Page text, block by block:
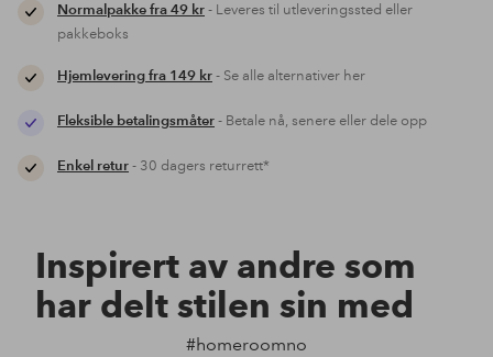
Normalpakke fra 49 kr- Leveres til utleveringssted eller
pakkeboks
Hjemlevering fra 149 kr- Se alle alternativer her
Fleksible betalingsmåter- Betale nå, senere eller dele opp
Enkel retur- 30 dagers returrett*
Inspirert av andre som
har delt stilen sin med
#homeroomno